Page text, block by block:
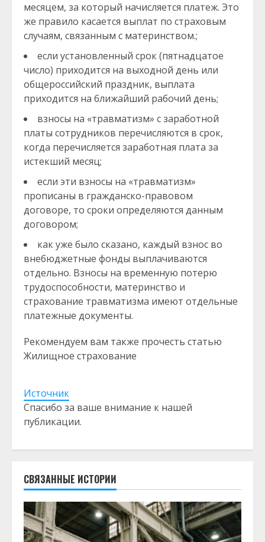
месяцем, за который начисляется платеж. Это
же правило касается выплат по страховым
случаям, связанным с материнством.;
если установленный срок (пятнадцатое
число) приходится на выходной день или
общероссийский праздник, выплата
приходится на ближайший рабочий день;
взносы на «травматизм» с заработной
платы сотрудников перечисляются в срок,
когда перечисляется заработная плата за
истекший месяц;
если эти взносы на «травматизм»
прописаны в гражданско-правовом
договоре, то сроки определяются данным
договором;
как уже было сказано, каждый взнос во
внебюджетные фонды выплачиваются
отдельно. Взносы на временную потерю
трудоспособности, материнство и
страхование травматизма имеют отдельные
платежные документы.
Рекомендуем вам также прочесть статью
Жилищное страхование
Источник
Спасибо за ваше внимание к нашей
публикации.
СВЯЗАННЫЕ ИСТОРИИ